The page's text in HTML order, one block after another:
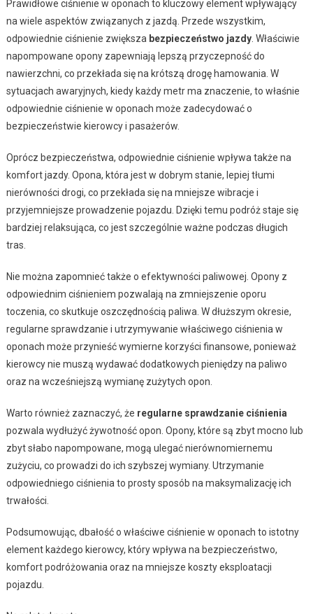
Prawidłowe ciśnienie w oponach to kluczowy element wpływający
na wiele aspektów związanych z jazdą. Przede wszystkim,
odpowiednie ciśnienie zwiększa bezpieczeństwo jazdy. Właściwie
napompowane opony zapewniają lepszą przyczepność do
nawierzchni, co przekłada się na krótszą drogę hamowania. W
sytuacjach awaryjnych, kiedy każdy metr ma znaczenie, to właśnie
odpowiednie ciśnienie w oponach może zadecydować o
bezpieczeństwie kierowcy i pasażerów.
Oprócz bezpieczeństwa, odpowiednie ciśnienie wpływa także na
komfort jazdy. Opona, która jest w dobrym stanie, lepiej tłumi
nierówności drogi, co przekłada się na mniejsze wibracje i
przyjemniejsze prowadzenie pojazdu. Dzięki temu podróż staje się
bardziej relaksująca, co jest szczególnie ważne podczas długich
tras.
Nie można zapomnieć także o efektywności paliwowej. Opony z
odpowiednim ciśnieniem pozwalają na zmniejszenie oporu
toczenia, co skutkuje oszczędnością paliwa. W dłuższym okresie,
regularne sprawdzanie i utrzymywanie właściwego ciśnienia w
oponach może przynieść wymierne korzyści finansowe, ponieważ
kierowcy nie muszą wydawać dodatkowych pieniędzy na paliwo
oraz na wcześniejszą wymianę zużytych opon.
Warto również zaznaczyć, że regularne sprawdzanie ciśnienia
pozwala wydłużyć żywotność opon. Opony, które są zbyt mocno lub
zbyt słabo napompowane, mogą ulegać nierównomiernemu
zużyciu, co prowadzi do ich szybszej wymiany. Utrzymanie
odpowiedniego ciśnienia to prosty sposób na maksymalizację ich
trwałości.
Podsumowując, dbałość o właściwe ciśnienie w oponach to istotny
element każdego kierowcy, który wpływa na bezpieczeństwo,
komfort podróżowania oraz na mniejsze koszty eksploatacji
pojazdu.